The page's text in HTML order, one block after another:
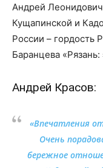
Андрей
Кущапинской и
России – гордость
Баранцева
Андрей Красов:
«Впечатления
Очень
бережное